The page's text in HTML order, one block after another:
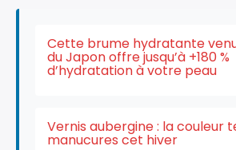
Cette brume hydratante
du Japon offre jusqu’à +180 %
d’hydratation à votre peau
Vernis aubergine : la couleur
manucures cet hiver